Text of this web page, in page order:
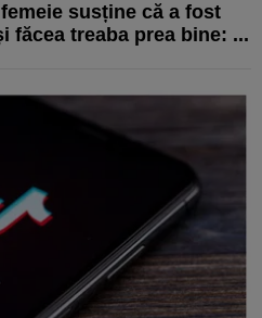
susține că a fost
făcea treaba prea bine: ...